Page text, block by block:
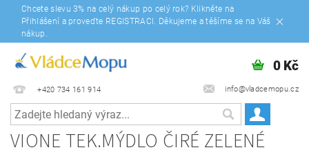
Chcete slevu 3% na celý nákup po celý rok? Klikněte na
Přihlášení a proveďte REGISTRACI. Děkujeme a těšíme se na Váš
nákup.
+420 734 161 914 info@vladcemopu.cz
0 Kč
VIONE TEK.MÝDLO ČIRÉ ZELENÉ